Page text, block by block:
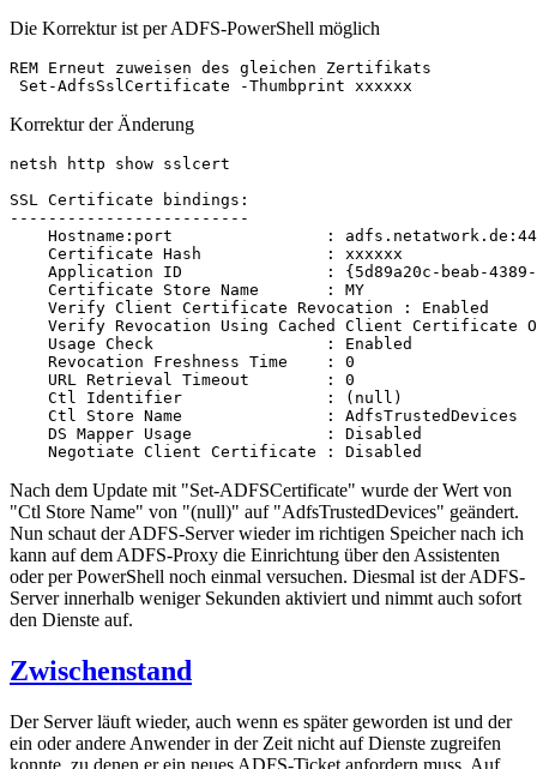
Die Korrektur ist per ADFS-PowerShell möglich
REM Erneut zuweisen des gleichen Zertifikats
Set-AdfsSslCertificate -Thumbprint xxxxxx
Korrektur der Änderung
netsh http show sslcert
SSL Certificate bindings:
-------------------------
Hostname:port                :
    Certificate Hash             : xxxxxx
Application ID               : {5d89a20c-beab-
    Certificate Store Name       : MY
    Verify Client Certificate Revocation : Enabled
Verify Revocation Using Cached Client Certificate
    Usage Check                  : Enabled
    Revocation Freshness Time    : 0
    URL Retrieval Timeout        : 0
    Ctl Identifier               : (null)
    Ctl Store Name               : AdfsTrustedDevices
    DS Mapper Usage              : Disabled
    Negotiate Client Certificate : Disabled
Nach dem Update mit "Set-ADFSCertificate" wurde der Wert von
"Ctl Store Name" von "(null)" auf "AdfsTrustedDevices" geändert.
Nun schaut der ADFS-Server wieder im richtigen Speicher nach ich
kann auf dem ADFS-Proxy die Einrichtung über den Assistenten
oder per PowerShell noch einmal versuchen. Diesmal ist der ADFS-
Server innerhalb weniger Sekunden aktiviert und nimmt auch sofort
den Dienste auf.
Zwischenstand
Der Server läuft wieder, auch wenn es später geworden ist und der
ein oder andere Anwender in der Zeit nicht auf Dienste zugreifen
konnte, zu denen er ein neues ADFS-Ticket anfordern muss. Auf